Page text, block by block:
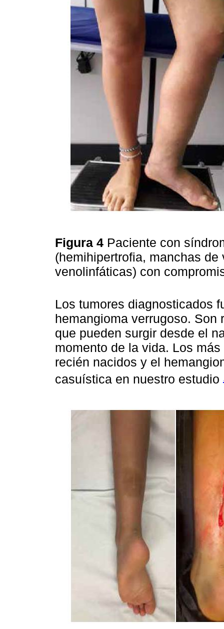
Figura 4 Paciente con
(hemihipertrofia, manchas
venolinfáticas) con
Los tumores diagnosticados
hemangioma verrugoso. Son
que pueden surgir desde el
momento de la vida. Los
recién nacidos y el
casuística en nuestro estudio